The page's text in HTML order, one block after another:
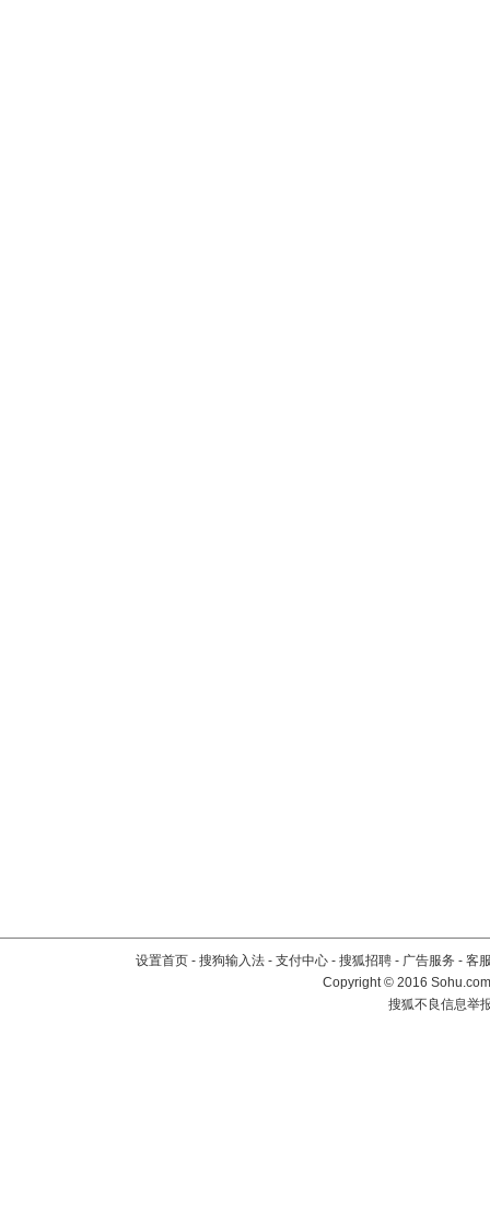
设置首页 - 搜狗输入法 - 支付中心 - 搜狐招聘 - 广告服务 - 客
Copyright©2016
搜狐不良信息举